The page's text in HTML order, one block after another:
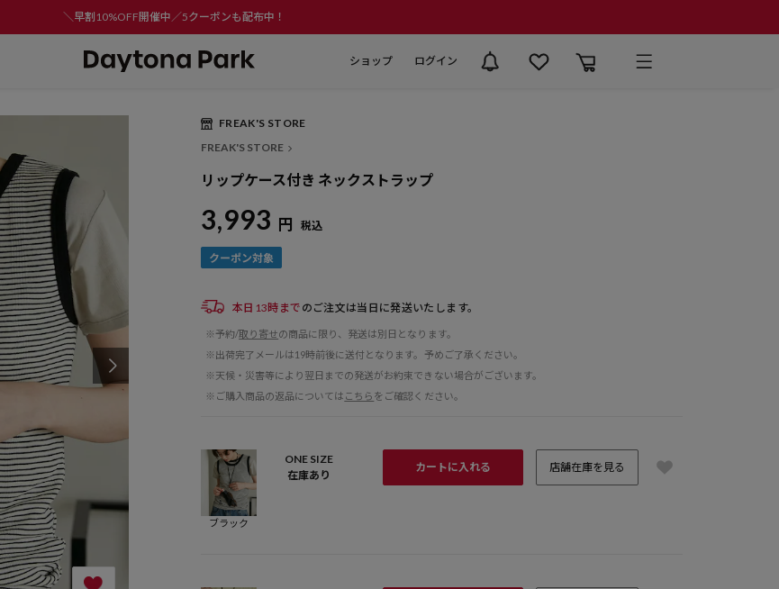
＼早割10%OFF開催中／5クーポンも配布中！
ショップ ログイン
FREAK'S STORE
FREAK'S STORE
リップケース付き ネックストラップ
3,993 円 税込
本日13時まで のご注文は当日に発送いたします。
※予約/取り寄せの商品に限り、発送は別日となります。
※出荷完了メールは19時前後に送付となります。予めご了承ください。
※天候・災害等により翌日までの発送がお約束できない場合がございます。
※ご購入商品の返品については こちら をご確認ください。
ブラック
ONE SIZE
在庫あり
カートに入れる 店舗在庫を見る